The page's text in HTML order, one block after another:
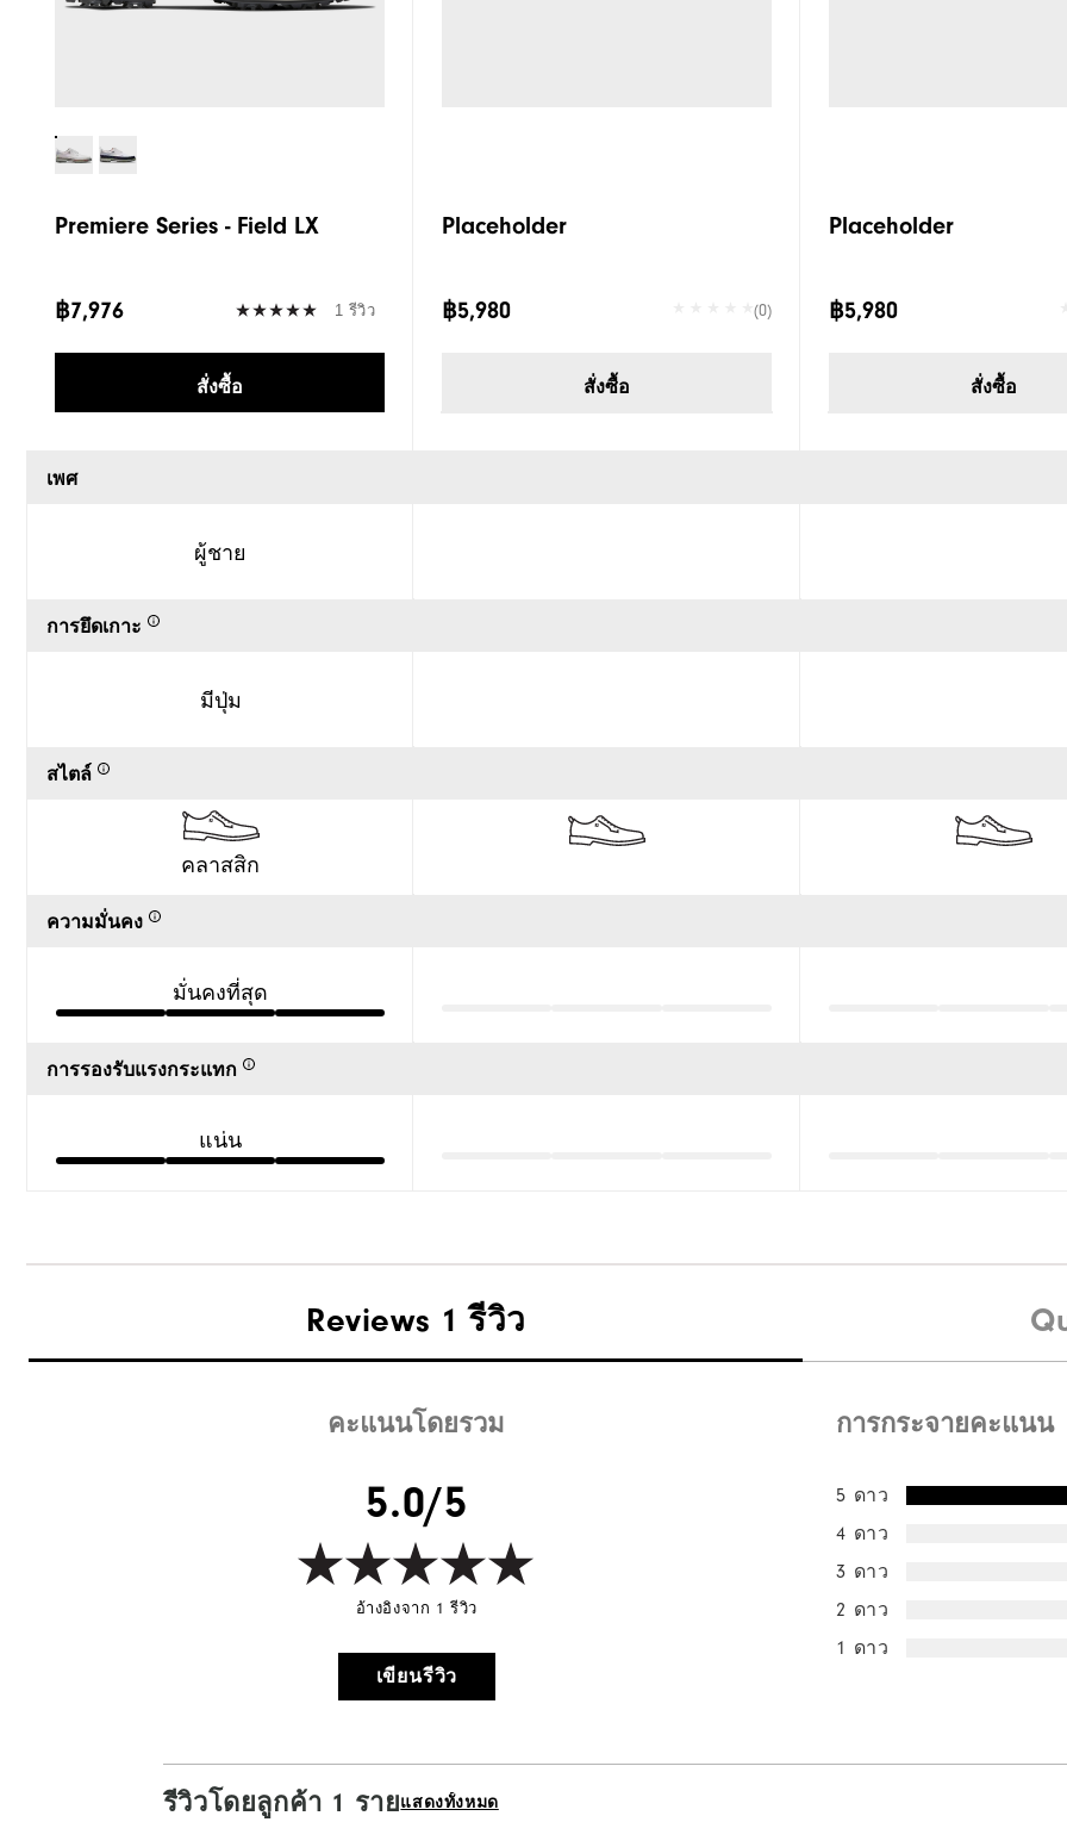
Premiere Series - Field LX
฿7,976 1 รีวิว
สั่งซื้อ
เพศ
ผู้ชาย
การยึดเกาะ
มีปุ่ม
สไตล์
คลาสสิก
ความมั่นคง
มั่นคงที่สุด
การรองรับแรงกระแทก
แน่น
Placeholder
฿5,980 (0)
สั่งซื้อ
Placeholder
฿5,980
สั่งซื้อ
Reviews 1 รีวิว
คะแนนโดยรวม
5.0/5
อ้างอิงจาก 1 รีวิว
เขียนรีวิว
การกระจายคะแนน
5 ดาว
4 ดาว
3 ดาว
2 ดาว
1 ดาว
รีวิวโดยลูกค้า 1 รายแสดงทั้งหมด